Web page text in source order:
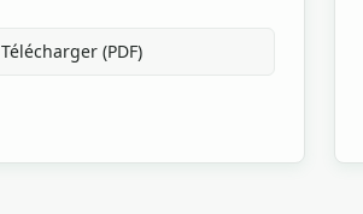
Télécharger (PDF)